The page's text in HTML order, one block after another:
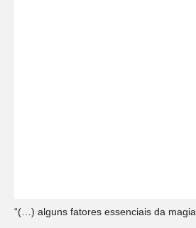
“(…) alguns fatores essenciais da magia.